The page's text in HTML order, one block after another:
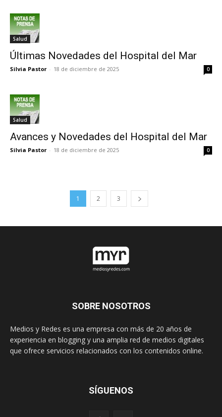
Salud
Últimas Novedades del Hospital del Mar
Silvia Pastor - 18 de diciembre de 2025 0
Salud
Avances y Novedades del Hospital del Mar
Silvia Pastor - 18 de diciembre de 2025 0
1 2 3
SOBRE NOSOTROS
Medios y Redes es una empresa con más de 20 años de
experiencia en blogging y una amplia red de medios digitales
que ofrece servicios relacionados con los contenidos online.
SÍGUENOS